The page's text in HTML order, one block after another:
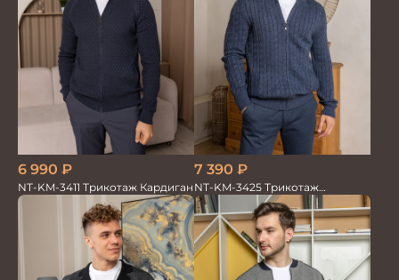
6 990 ₽
NT-KM-3411 Трикотаж Кардиган
7 390 ₽
NT-KM-3425 Трикотаж
Кардиган